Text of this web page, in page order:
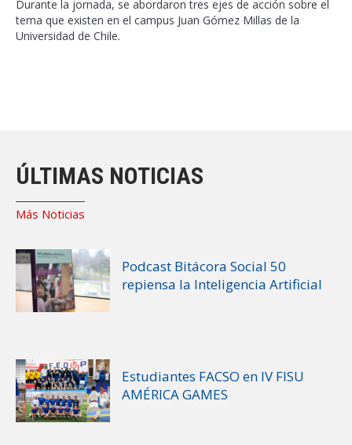
Durante la jornada, se abordaron tres ejes de acción sobre el
tema que existen en el campus Juan Gómez Millas de la
Universidad de Chile.
ÚLTIMAS NOTICIAS
Más Noticias
Podcast Bitácora Social 50
repiensa la Inteligencia Artificial
Estudiantes FACSO en IV FISU
AMÉRICA GAMES